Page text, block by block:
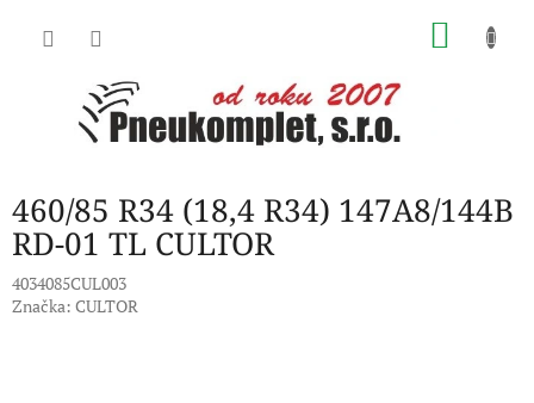
460/85 R34 (18,4 R34) 147A8/144B
RD-01 TL CULTOR
4034085CUL003
Značka: CULTOR